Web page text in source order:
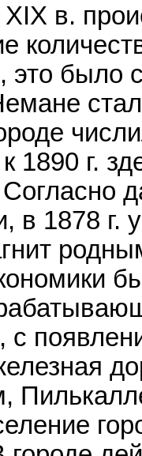
в.
было
1890 г.
в 1878 г.
с